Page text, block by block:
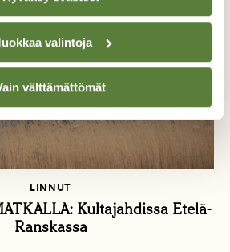
valintoja
välttämättömät
LINNUT
Kultajahdissa Etelä-
Ranskassa